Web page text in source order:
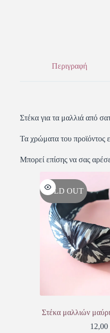
Περιγραφή
Στέκα για τα μαλλιά από
Τα χρώματα του προϊόντος
Μπορεί επίσης να σας
SOLD OUT
Στέκα μαλλιών
12,00